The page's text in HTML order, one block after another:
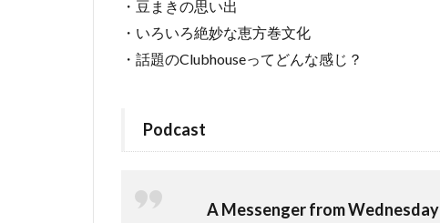
・豆まきの思い出
・いろいろ絶妙な恵方巻文化
・話題のClubhouseってどんな感じ？
Podcast
A Messenger from Wednesday